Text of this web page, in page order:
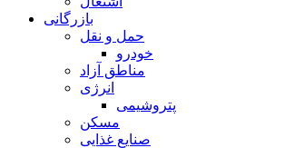
بازرگانی
حمل و نقل
خودرو
مناطق آزاد
انرژی
پتروشیمی
مسکن
صنایع غذایی